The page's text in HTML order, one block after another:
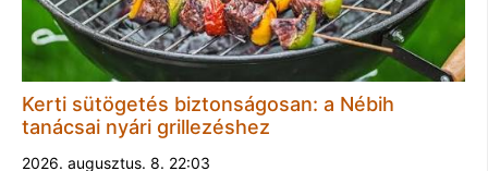
Kerti sütögetés biztonságosan: a Nébih
tanácsai nyári grillezéshez
2026. augusztus. 8. 22:03